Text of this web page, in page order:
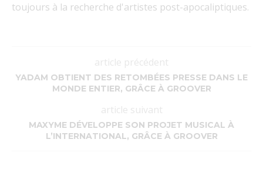
toujours à la recherche d'artistes post-apocaliptiques.
article précédent
YADAM OBTIENT DES RETOMBÉES PRESSE DANS LE
MONDE ENTIER, GRÂCE À GROOVER
article suivant
MAXYME DÉVELOPPE SON PROJET MUSICAL À
L’INTERNATIONAL, GRÂCE À GROOVER